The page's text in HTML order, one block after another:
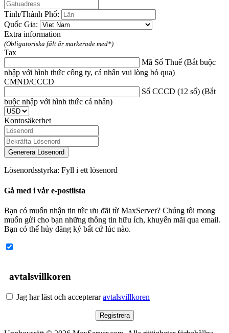
Tỉnh/Thành Phố:
Quốc Gia:
Extra information
(Obligatoriska fält är markerade med*)
Tax
Mã Số Thuế (Bắt buộc
nhập với hình thức công ty, cá nhân vui lòng bỏ qua)
CMND/CCCD
Số CCCD (12 số) (Bắt
buộc nhập với hình thức cá nhân)
Kontosäkerhet
Generera Lösenord
Lösenordsstyrka: Fyll i ett lösenord
Gå med i vår e-postlista
Bạn có muốn nhận tin tức ưu đãi từ MaxServer? Chúng tôi mong
muốn gửi cho bạn những thông tin hữu ích, khuyến mãi qua email.
Bạn có thể hủy đăng ký bất cứ lúc nào.
avtalsvillkoren
Jag har läst och accepteraravtalsvillkoren